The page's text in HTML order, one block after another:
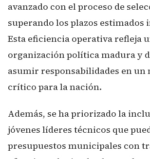
avanzado con el proceso de
superando los plazos estimados
Esta eficiencia operativa refleja
organización política madura y
asumir responsabilidades en un
crítico para la nación.
Además, se ha priorizado la
jóvenes líderes técnicos que
presupuestos municipales con